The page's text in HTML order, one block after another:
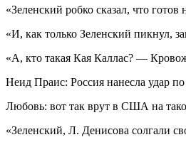
«Зеленский робко сказал, что
«И, как только Зеленский пикнул,
«А, кто такая Кая Каллас? —
Неид Праис: Россия нанесла удар
Любовь: вот так врут в США на
«Зеленский, Л. Денисова солгали